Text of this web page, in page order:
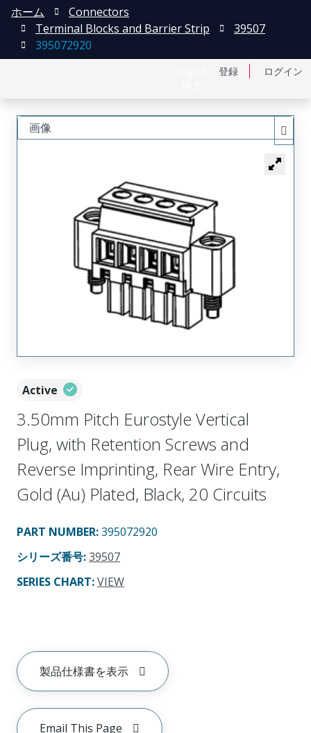
登録 ログイン
ホーム
Connectors
Terminal Blocks and Barrier Strip
39507
395072920
Active
3.50mm Pitch Eurostyle Vertical
Plug, with Retention Screws and
Reverse Imprinting, Rear Wire Entry,
Gold (Au) Plated, Black, 20 Circuits
PART NUMBER:395072920
シリーズ番号:39507
SERIES CHART:VIEW
製品仕様書を表示
Email This Page
画像